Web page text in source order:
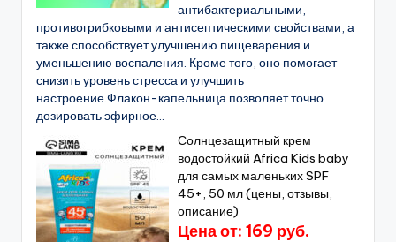
антибактериальными,
противогрибковыми и антисептическими свойствами, а
также способствует улучшению пищеварения и
уменьшению воспаления. Кроме того, оно помогает
снизить уровень стресса и улучшить
настроение.Флакон-капельница позволяет точно
дозировать эфирное...
Солнцезащитный крем
водостойкий Africa Kids baby
для самых маленьких SPF
45+, 50 мл (цены, отзывы,
описание)
Цена от: 169 руб.